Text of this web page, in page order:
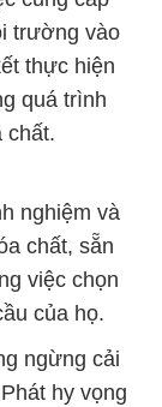
trường vào
thực hiện
quá trình
chất.
nghiệm và
chất, sẵn
việc chọn
của họ.
ngừng cải
hy vọng